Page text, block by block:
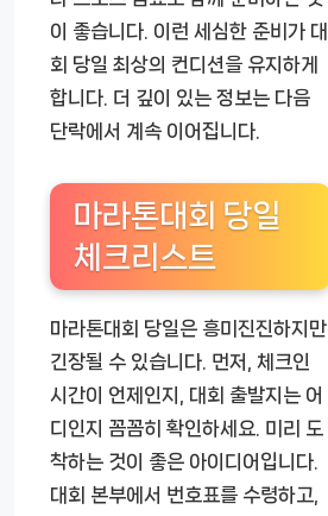
이 좋습니다. 이런 세심한 준비가 대
회 당일 최상의 컨디션을 유지하게
합니다. 더 깊이 있는 정보는 다음
단락에서 계속 이어집니다.
마라톤대회 당일
체크리스트
마라톤대회 당일은 흥미진진하지만
긴장될 수 있습니다. 먼저, 체크인
시간이 언제인지, 대회 출발지는 어
디인지 꼼꼼히 확인하세요. 미리 도
착하는 것이 좋은 아이디어입니다.
대회 본부에서 번호표를 수령하고,